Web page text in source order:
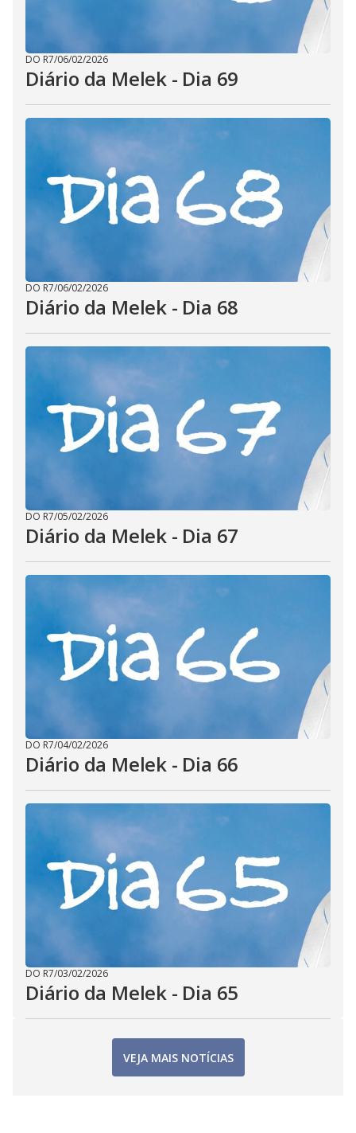
DO R7/06/02/2026
Diário da Melek - Dia 69
DO R7/06/02/2026
Diário da Melek - Dia 68
DO R7/05/02/2026
Diário da Melek - Dia 67
DO R7/04/02/2026
Diário da Melek - Dia 66
DO R7/03/02/2026
Diário da Melek - Dia 65
VEJA MAIS NOTÍCIAS